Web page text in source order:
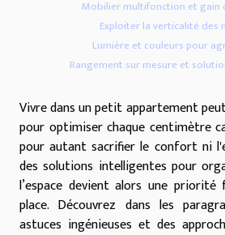
Mobilier multifonction et gain
Exploiter la verticalité des
Lumière et couleurs pour
Rangement sur mesure et
Vivre dans un petit appartement
pour optimiser chaque centimètre
pour autant sacrifier le confort ni
des solutions intelligentes pour
l’espace devient alors une priorité
place. Découvrez dans les
astuces ingénieuses et des